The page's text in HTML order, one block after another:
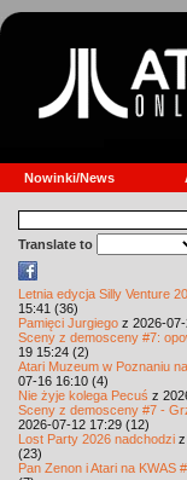
Nowinki/News
Translate to
Letnia edycja Silly Venture
15:41 (36)
Pamięci Jurgiego z 2026-
Sceny z demosceny #7:
19 15:24 (2)
Atari Muzeum w Poznaniu
07-16 16:10 (4)
Nie żyje kolega Pecuś z
Sceny z demosceny #7 -
2026-07-12 17:29 (12)
Lost Party 2026 nadchodzi
(23)
Pan Zenon i Atari na KWAS